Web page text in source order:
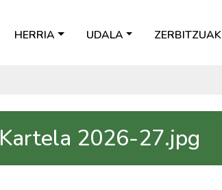
HERRIA UDALA ZERBITZUAK
Kartela 2026-27.jpg